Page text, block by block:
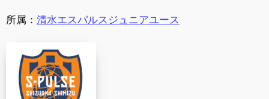
所属： 清水エスパルスジュニアユース